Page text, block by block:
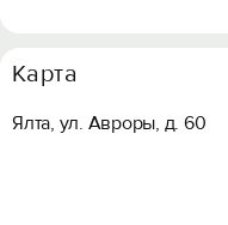
Карта
Ялта, ул. Авроры, д. 60